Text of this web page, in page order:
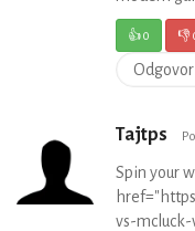
👍0 👎
Tajtps
Spin your
vs-